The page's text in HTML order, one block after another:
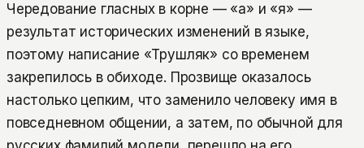
Чередование гласных в корне — «а» и «я» —
результат исторических изменений в языке,
поэтому написание «Трушляк» со временем
закрепилось в обиходе. Прозвище оказалось
настолько цепким, что заменило человеку имя в
повседневном общении, а затем, по обычной для